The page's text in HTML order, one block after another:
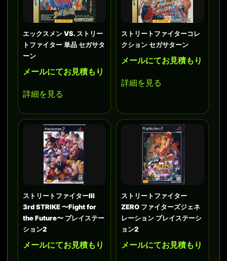
エックスメン VS. ストリー
トファイター 単品 セガサタ
ーン
メールにてお見積もり
詳細を見る
ストリートファイターコレ
クション セガサターン
メールにてお見積もり
詳細を見る
ストリートファイターIII
3rd STRIKE 〜Fight for
the Future〜 プレイステー
ション2
メールにてお見積もり
ストリートファイター
ZERO ファイターズジェネ
レーション プレイステーシ
ョン2
メールにてお見積もり